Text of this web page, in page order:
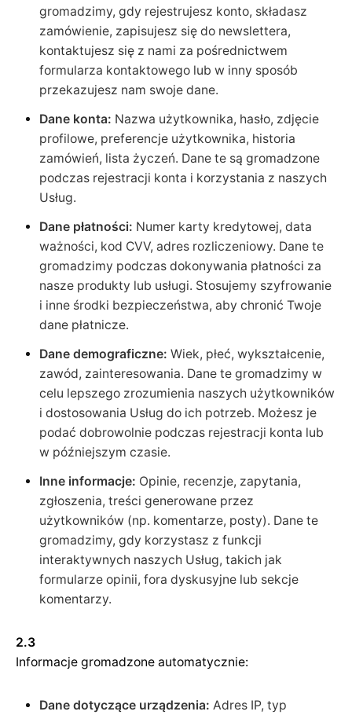
gromadzimy, gdy rejestrujesz konto, składasz
zamówienie, zapisujesz się do newslettera,
kontaktujesz się z nami za pośrednictwem
formularza kontaktowego lub w inny sposób
przekazujesz nam swoje dane.
Dane konta: Nazwa użytkownika, hasło, zdjęcie
profilowe, preferencje użytkownika, historia
zamówień, lista życzeń. Dane te są gromadzone
podczas rejestracji konta i korzystania z naszych
Usług.
Dane płatności: Numer karty kredytowej, data
ważności, kod CVV, adres rozliczeniowy. Dane te
gromadzimy podczas dokonywania płatności za
nasze produkty lub usługi. Stosujemy szyfrowanie
i inne środki bezpieczeństwa, aby chronić Twoje
dane płatnicze.
Dane demograficzne: Wiek, płeć, wykształcenie,
zawód, zainteresowania. Dane te gromadzimy w
celu lepszego zrozumienia naszych użytkowników
i dostosowania Usług do ich potrzeb. Możesz je
podać dobrowolnie podczas rejestracji konta lub
w późniejszym czasie.
Inne informacje: Opinie, recenzje, zapytania,
zgłoszenia, treści generowane przez
użytkowników (np. komentarze, posty). Dane te
gromadzimy, gdy korzystasz z funkcji
interaktywnych naszych Usług, takich jak
formularze opinii, fora dyskusyjne lub sekcje
komentarzy.
2.3
Informacje gromadzone automatycznie:
Dane dotyczące urządzenia: Adres IP, typ